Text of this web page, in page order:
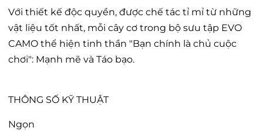
Với thiết kế độc quyền, được chế tác tỉ mỉ từ những
vật liệu tốt nhất, mỗi cây cơ trong bộ sưu tập EVO
CAMO thể hiện tinh thần "Bạn chính là chủ cuộc
chơi": Mạnh mẽ và Táo bạo.
THÔNG SỐ KỸ THUẬT
Ngọn